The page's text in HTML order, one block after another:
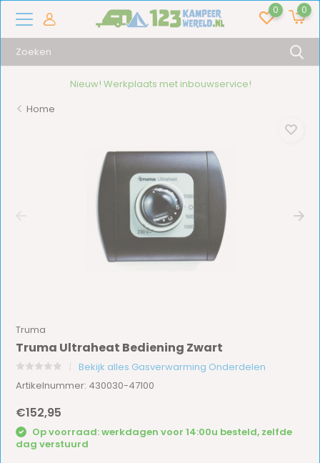
0 0
Nieuw! Werkplaats met inbouwservice!
Home
Truma
Truma Ultraheat Bediening Zwart
Bekijk alles Gasverwarming Onderdelen
Artikelnummer: 430030-47100
€152,95
Op voorraad: werkdagen voor 14:00u besteld, zelfde
dag verstuurd